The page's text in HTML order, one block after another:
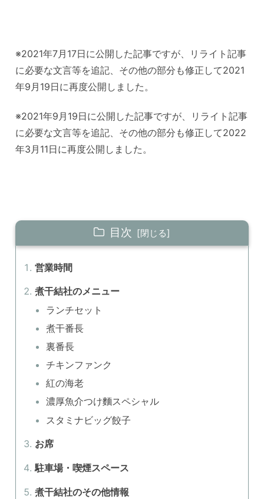
a
b
o
o
k
※2021年7月17日に公開した記事ですが、リライト記事
に必要な文言等を追記、その他の部分も修正して2021
年9月19日に再度公開しました。
※2021年9月19日に公開した記事ですが、リライト記事
に必要な文言等を追記、その他の部分も修正して2022
年3月11日に再度公開しました。
目次
営業時間
煮干結社のメニュー
ランチセット
煮干番長
裏番長
チキンファンク
紅の海老
濃厚魚介つけ麵スペシャル
スタミナビッグ餃子
お席
駐車場・喫煙スペース
煮干結社のその他情報